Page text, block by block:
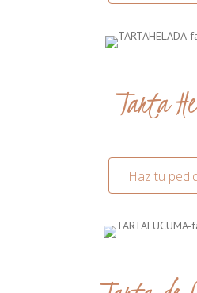
Tarta
Haz tu